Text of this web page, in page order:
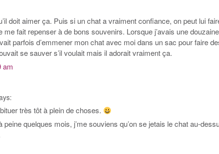
doit aimer ça. Puis si un chat a vraiment confiance, on peut lui
me fait repenser à de bons souvenirs. Lorsque j’avais une
parfois d’emmener mon chat avec moi dans un sac pour faire
se sauver s’il voulait mais il adorait vraiment ça.
am
très tôt à plein de choses.
peine quelques mois, j’me souviens qu’on se jetais le chat au-